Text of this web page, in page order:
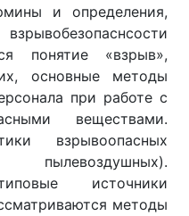
и определения,
понятие «взрыв»,
основные методы
при работе с
веществами.
взрывоопасных
источники
методы